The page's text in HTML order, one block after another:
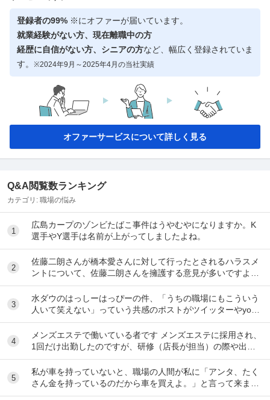
登録者の99% ※にオファーが届いています。
就業経験がない方、現在離職中の方
経歴に自信がない方、シニアの方など、幅広く登録されていま
す。 ※2024年9月～2025年4月の当社実績
オファーサービスについて詳しく見る
Q&A閲覧数ランキング
カテゴリ: 職場の悩み
1
広島カープのゾンビたばこ事件はうやむやになりますか。K
選手やY選手は名前が上がってしましたよね。
2
佐藤二朗さんが橋本愛さんに対して行ったとされるハラスメ
ントについて、佐藤二朗さんを擁護する意見が多いですよ
ね。 これは極端に言えば、 「ハラスメントでは...
3
水ダウのはっしーはっぴーの件、「うちの職場にもこういう
人いて笑えない」っていう共感のポストがツイッターやyout
ubeのコメント欄に多すぎてそっちに驚いて...
4
メンズエステで働いている者です メンズエステに採用され、
1回だけ出勤したのですが、研修（店長が担当）の際や出勤
時に「元々デリをやっていたなら」という理由で...
5
私が車を持っていないと、職場の人間が私に「アンタ、たく
さん金を持っているのだから車を買えよ。」と言って来ま
す。 でも なんで しんどい思いをして働いた金で...